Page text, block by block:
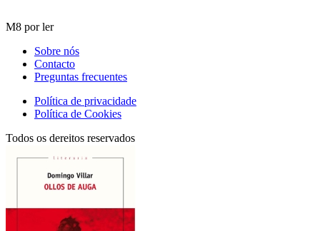
M8 por ler
Sobre nós
Contacto
Preguntas frecuentes
Política de privacidade
Política de Cookies
Todos os dereitos reservados